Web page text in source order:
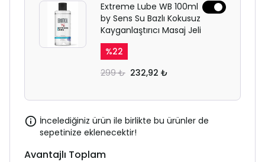
Extreme Lube WB 100ml
by Sens Su Bazlı Kokusuz
Kayganlaştırıcı Masaj Jeli
%22
299 ₺ 232,92 ₺
İncelediğiniz ürün ile birlikte bu ürünler de
sepetinize eklenecektir!
Avantajlı Toplam